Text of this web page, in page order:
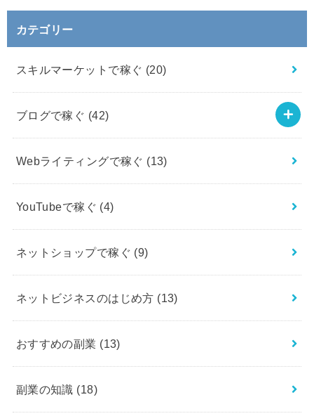
カテゴリー
スキルマーケットで稼ぐ (20)
ブログで稼ぐ (42)
Webライティングで稼ぐ (13)
YouTubeで稼ぐ (4)
ネットショップで稼ぐ (9)
ネットビジネスのはじめ方 (13)
おすすめの副業 (13)
副業の知識 (18)